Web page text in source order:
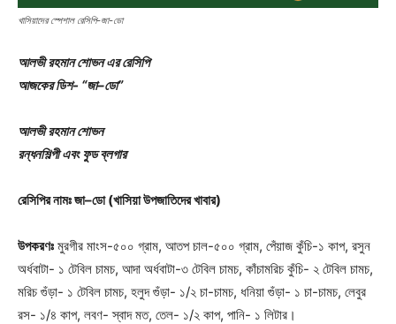
খাসিয়াদের স্পেশাল রেসিপি-জা-ডো
আলভী রহমান শোভন এর রেসিপি
আজকের ডিশ- “জা–ডো”
আলভী রহমান শোভন
রন্ধনশিল্পী এবং ফুড ব্লগার
রেসিপির নামঃ জা–ডো (খাসিয়া উপজাতিদের খাবার)
উপকরণঃ মুরগীর মাংস-৫০০ গ্রাম, আতপ চাল-৫০০ গ্রাম, পেঁয়াজ কুঁচি-১ কাপ, রসুন
অর্ধবাটা- ১ টেবিল চামচ, আদা অর্ধবাটা-৩ টেবিল চামচ, কাঁচামরিচ কুঁচি- ২ টেবিল চামচ,
মরিচ গুঁড়া- ১ টেবিল চামচ, হলুদ গুঁড়া- ১/২ চা-চামচ, ধনিয়া গুঁড়া- ১ চা-চামচ, লেবুর
রস- ১/৪ কাপ, লবণ- স্বাদ মত, তেল- ১/২ কাপ, পানি- ১ লিটার।